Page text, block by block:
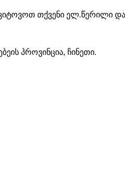
თქვენი ელ.წერილი
პროვინცია, ჩინეთი.